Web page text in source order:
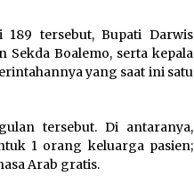
189 tersebut, Bupati Darwis
Boalemo, serta kepala
yang saat ini satu
tersebut. Di antaranya,
1 orang keluarga pasien;
Arab gratis.